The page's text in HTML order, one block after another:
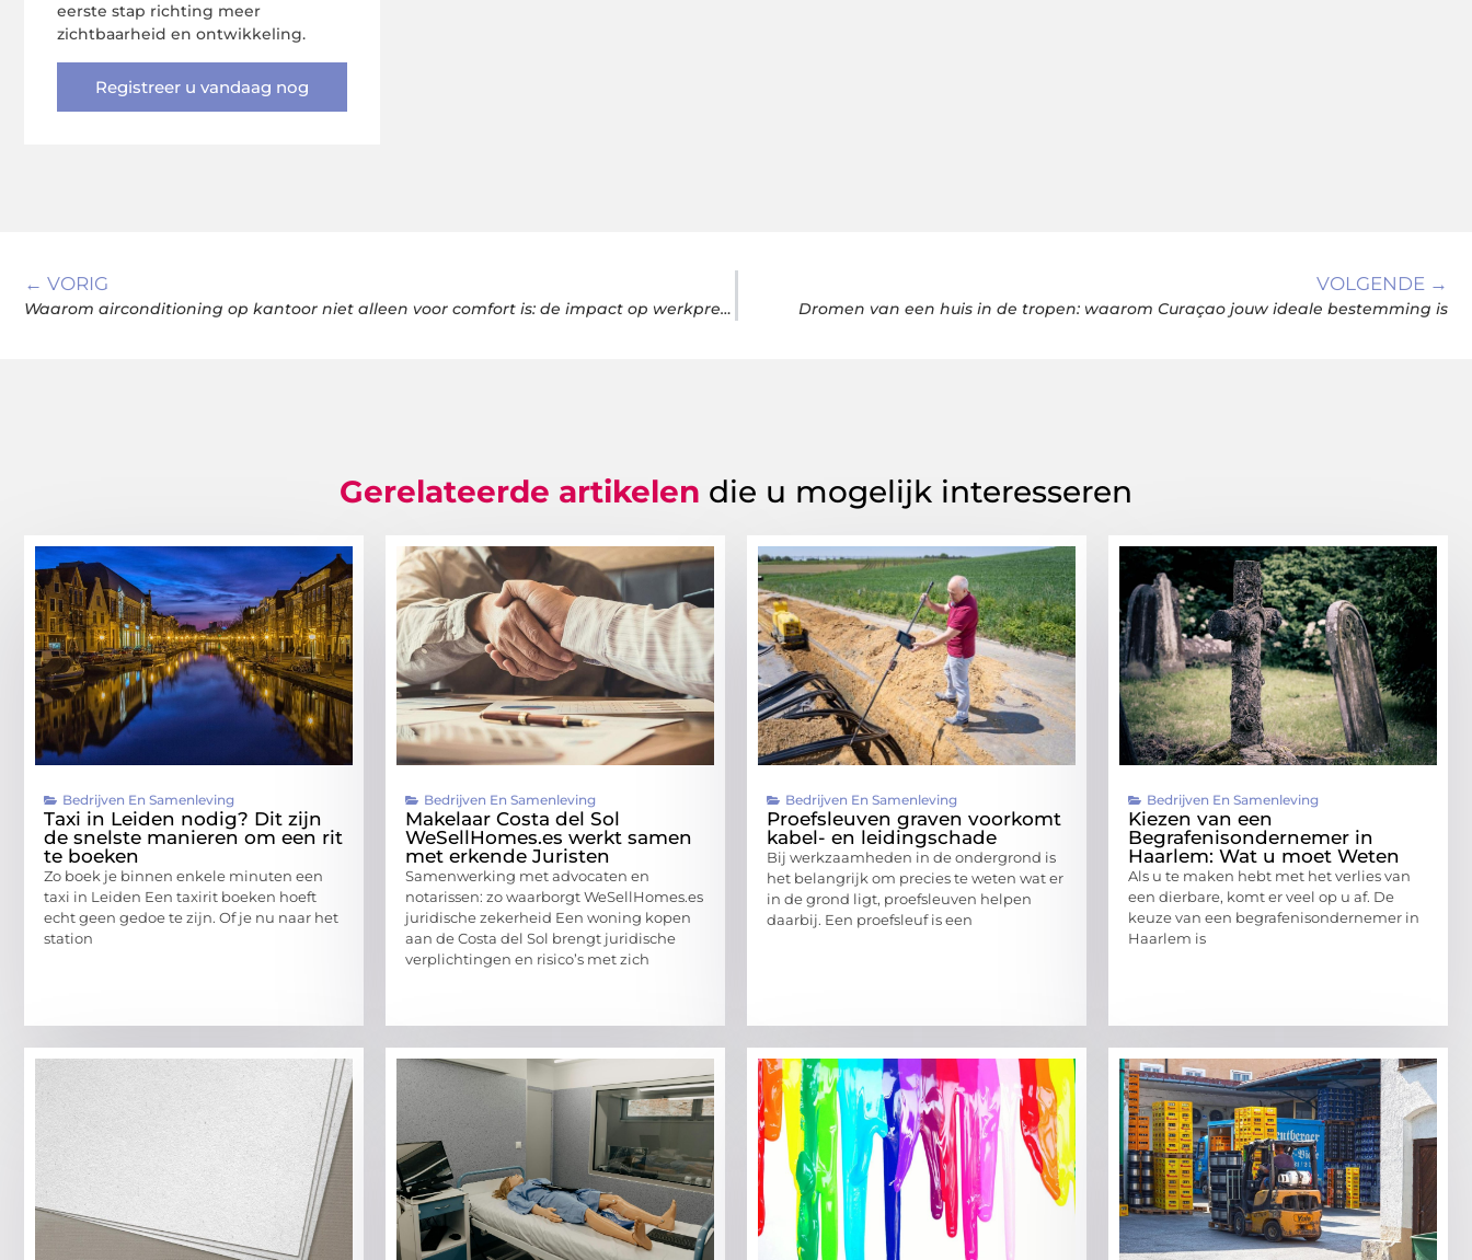
eerste stap richting meer
zichtbaarheid en ontwikkeling.
Registreer u vandaag nog
← VORIG
Waarom airconditioning op kantoor niet alleen voor comfort is: de impact op werkprestaties
VOLGENDE →
Dromen van een huis in de tropen: waarom Curaçao jouw ideale bestemming is
Gerelateerde artikelen die u mogelijk interesseren
Bedrijven En Samenleving
Taxi in Leiden nodig? Dit zijn
de snelste manieren om een rit
te boeken
Zo boek je binnen enkele minuten een
taxi in Leiden Een taxirit boeken hoeft
echt geen gedoe te zijn. Of je nu naar het
station
Bedrijven En Samenleving
Makelaar Costa del Sol
WeSellHomes.es werkt samen
met erkende Juristen
Samenwerking met advocaten en
notarissen: zo waarborgt WeSellHomes.es
juridische zekerheid Een woning kopen
aan de Costa del Sol brengt juridische
verplichtingen en risico’s met zich
Bedrijven En Samenleving
Proefsleuven graven voorkomt
kabel- en leidingschade
Bij werkzaamheden in de ondergrond is
het belangrijk om precies te weten wat er
in de grond ligt, proefsleuven helpen
daarbij. Een proefsleuf is een
Bedrijven En Samenleving
Kiezen van een
Begrafenisondernemer in
Haarlem: Wat u moet Weten
Als u te maken hebt met het verlies van
een dierbare, komt er veel op u af. De
keuze van een begrafenisondernemer in
Haarlem is